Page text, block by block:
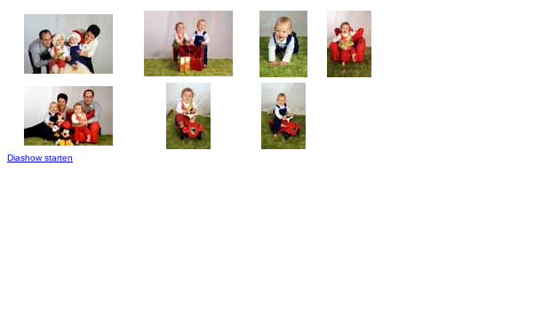
Diashow starten